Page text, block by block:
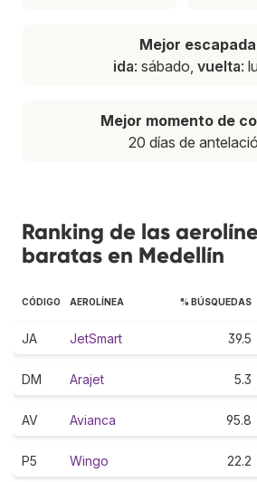
Mejor escapada
ida: sábado, vuelta:
Mejor momento de
20 días de
Ranking de las
baratas en Medellín
CÓDIGO AEROLÍNEA % BÚSQUEDAS
JA JetSmart 39.5
DM Arajet 5.3
AV Avianca 95.8
P5 Wingo 22.2